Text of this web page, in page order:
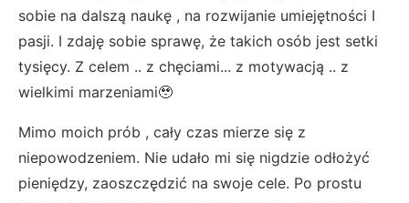
sobie na dalszą naukę , na rozwijanie umiejętności I
pasji. I zdaję sobie sprawę, że takich osób jest setki
tysięcy. Z celem .. z chęciami... z motywacją .. z
wielkimi marzeniami🥹
Mimo moich prób , cały czas mierze się z
niepowodzeniem. Nie udało mi się nigdzie odłożyć
pieniędzy, zaoszczędzić na swoje cele. Po prostu